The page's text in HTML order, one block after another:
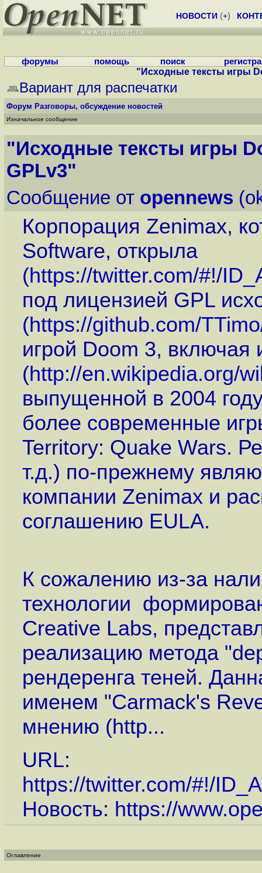
НОВОСТИ (+)
форумы помощь поиск
"Исходные тексты игры
Вариант для распечатки
Форум Разговоры, обсуждение новостей
Изначальное сообщение
"Исходные тексты игры
GPLv3"
Сообщение от opennews
Корпорация Zenimax,
Software, открыла
(https://twitter.com/#!/
под лицензией GPL
(https://github.com/
игрой Doom 3, включая
(http://en.wikipedia.org/
выпущенной в 2004
более современные
Territory: Quake Wars.
т.д.) по-прежнему
компании Zenimax и
соглашению EULA.
К сожалению из-за
технологии
Creative Labs,
реализацию метода
рендеренга теней.
именем "Carmack's
мнению (http...
URL:
https://twitter.com/#!/
Новость: https://
Оглавление